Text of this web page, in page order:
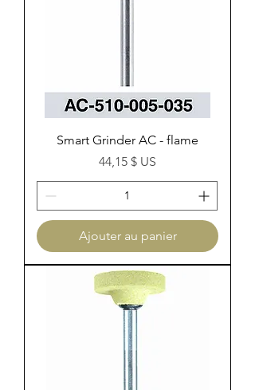
Smart Grinder AC - flame
Prix
44,15 $ US
Ajouter au panier